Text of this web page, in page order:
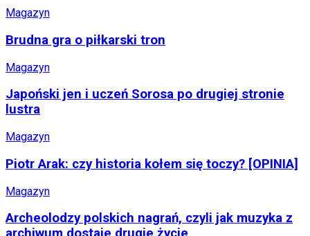
Magazyn
Brudna gra o piłkarski tron
Magazyn
Japoński jen i uczeń Sorosa po drugiej stronie
lustra
Magazyn
Piotr Arak: czy historia kołem się toczy? [OPINIA]
Magazyn
Archeolodzy polskich nagrań, czyli jak muzyka z